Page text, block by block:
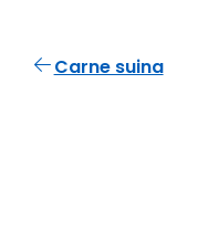
Carne suina